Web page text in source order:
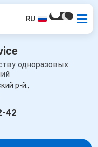
RU
одноразовых
р-й.,
42